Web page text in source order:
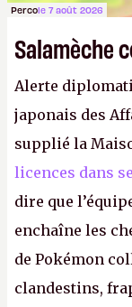
Percole 7 août 2026
Salamèche
Alerte
japonais des
supplié la
licences dans
dire que
enchaîne les
de Pokémon
clandestins,